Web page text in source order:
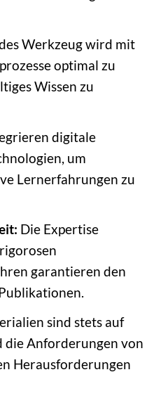
Werkzeug wird mit
optimal zu
Wissen zu
digitale
um
Lernerfahrungen zu
Die Expertise
garantieren den
sind stets auf
die Anforderungen von
Herausforderungen